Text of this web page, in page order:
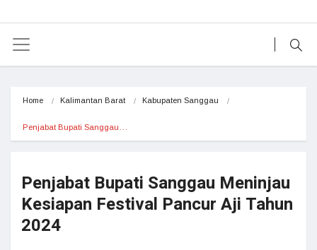
Home Kalimantan Barat Kabupaten Sanggau
Penjabat Bupati Sanggau…
Penjabat Bupati Sanggau Meninjau
Kesiapan Festival Pancur Aji Tahun
2024